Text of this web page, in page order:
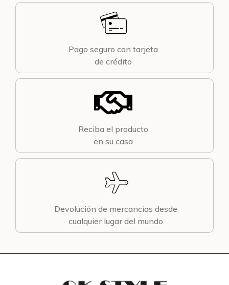
Pago seguro con tarjeta
de crédito
Reciba el producto
en su casa
Devolución de mercancías desde
cualquier lugar del mundo